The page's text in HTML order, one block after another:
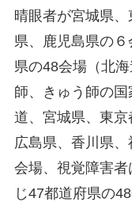
晴眼者が宮城県、
県、鹿児島県の
県の48会場（北
師、きゅう師の
道、宮城県、東京
広島県、香川県
会場、視覚障害
じ47都道府県の